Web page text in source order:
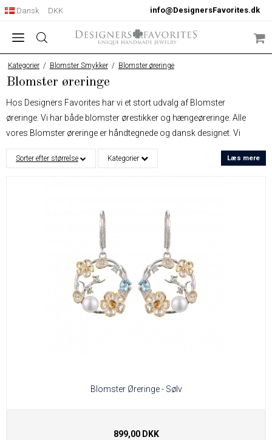
info@DesignersFavorites.dk
Dansk DKK
Kategorier / Blomster Smykker / Blomster øreringe
Blomster øreringe
Hos Designers Favorites har vi et stort udvalg af Blomster
øreringe. Vi har både blomster ørestikker og hængeøreringe. Alle
vores Blomster øreringe er håndtegnede og dansk designet. Vi
designer alle smykker i sølv, med forskellige belægninger, guld,
lys rhodium, mørk rodium så alle smykker får et helt unikt
Hver gang vi hos Designers Favorites skaber et produkt har det
altid været utroligt vigtigt for os det er unikt og vækker glæde hos
dem som skal bære vores designs.
Sorter efter størrelse Kategorier Læs mere
Blomster Øreringe - Sølv
899,00 DKK